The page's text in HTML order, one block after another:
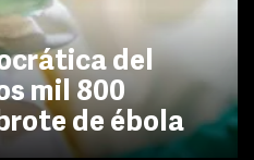
del
mil 800
de ébola